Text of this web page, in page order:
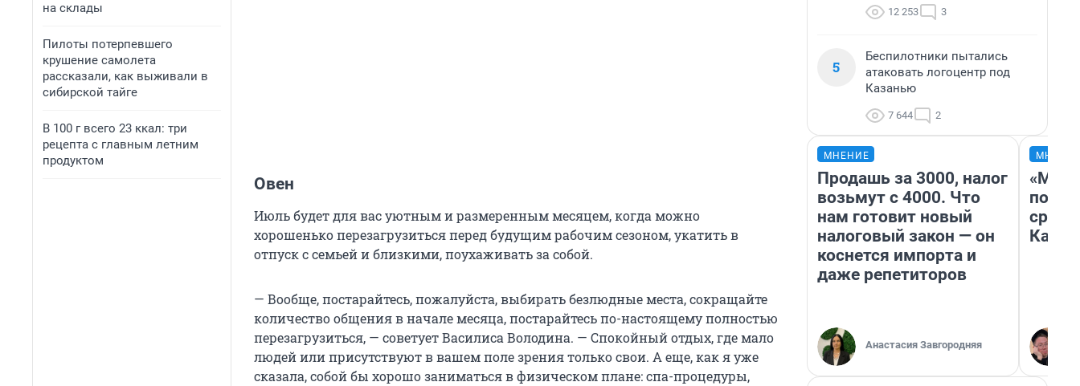
на склады
Пилоты потерпевшего
крушение самолета
рассказали, как выживали в
сибирской тайге
В 100 г всего 23 ккал: три
рецепта с главным летним
продуктом
Овен
Июль будет для вас уютным и размеренным месяцем, когда можно
хорошенько перезагрузиться перед будущим рабочим сезоном, укатить в
отпуск с семьей и близкими, поухаживать за собой.
— Вообще, постарайтесь, пожалуйста, выбирать безлюдные места, сокращайте
количество общения в начале месяца, постарайтесь по-настоящему полностью
перезагрузиться, — советует Василиса Володина. — Спокойный отдых, где мало
людей или присутствуют в вашем поле зрения только свои. А еще, как я уже
сказала, собой бы хорошо заниматься в физическом плане: спа-процедуры,
12 253 3
5
Беспилотники пытались
атаковать логоцентр под
Казанью
7 644 2
МНЕНИЕ
Продашь за 3000, налог
возьмут с 4000. Что
нам готовит новый
налоговый закон — он
коснется импорта и
даже репетиторов
Анастасия Завгородняя